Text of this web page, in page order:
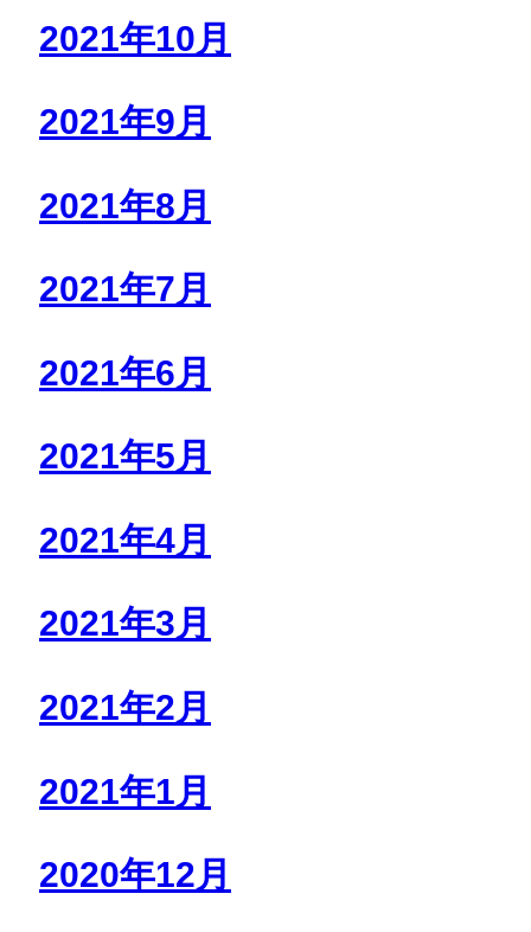
2021年10月
2021年9月
2021年8月
2021年7月
2021年6月
2021年5月
2021年4月
2021年3月
2021年2月
2021年1月
2020年12月